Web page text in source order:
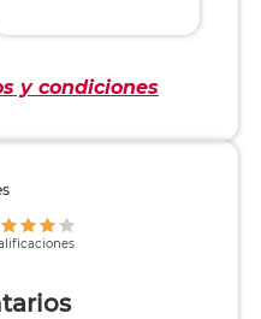
y condiciones